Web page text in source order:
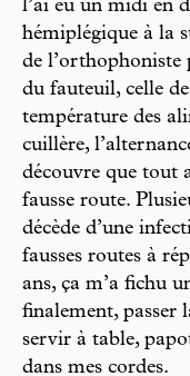
l’ai eu un midi en
hémiplégique à la
de l’orthophoniste
du fauteuil, celle
température des
cuillère,
découvre que tout
fausse route.
décède d’une
fausses routes à
ans, ça m’a fichu
finalement, passer
servir à table,
dans mes cordes.